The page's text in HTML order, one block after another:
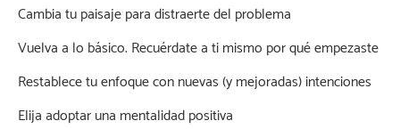
Cambia tu paisaje para distraerte del problema
Vuelva a lo básico. Recuérdate a ti mismo por qué empezaste
Restablece tu enfoque con nuevas (y mejoradas) intenciones
Elija adoptar una mentalidad positiva